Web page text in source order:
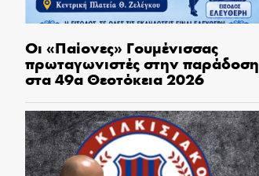
Οι «Παίονες» Γουμένισσας
πρωταγωνιστές στην παράδοση
στα 49α Θεοτόκεια 2026